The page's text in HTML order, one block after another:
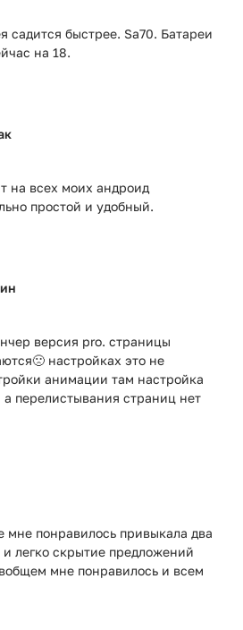
садится быстрее. Sa70. Батареи
на 18.
на всех моих андроид
простой и удобный.
версия pro. страницы
настройках это не
анимации там настройка
перелистывания страниц нет
мне понравилось привыкала два
легко скрытие предложений
мне понравилось и всем